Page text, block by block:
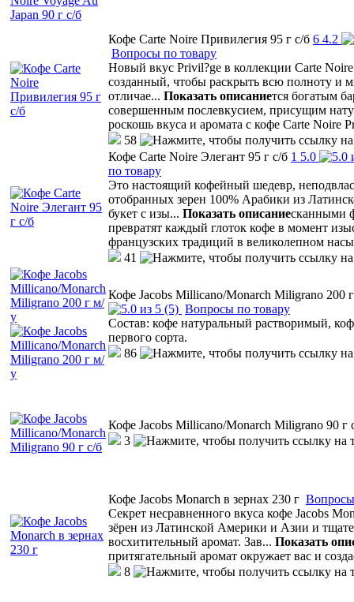
Кофе Carte Noire Привилегия 95 г с/б 6 4.2
Вопросы по товару
Новый вкус Privil?ge в коллекции Carte
созданный, чтобы раскрыть всю полноту и
отличае... Показать описаниется богатым
совершенным послевкусием, присущим
роскошь вкуса и аромата с кофе Carte Noire
58
Кофе Carte Noire Элегант 95 г с/б 1 5.0
по товару
Это настоящий кофейный шедевр,
отобранных зерен 100% Арабики из
букет с изы... Показать описаниесканными
превратят каждый глоток кофе в момент
французских традиций в великолепном
41
Кофе Jacobs Millicano/Monarch Miligrano 200
(5) Вопросы по товару
Состав: кофе натуральный растворимый,
первого сорта.
86
Кофе Jacobs Millicano/Monarch Miligrano 90 г
3
Кофе Jacobs Monarch в зернах 230 г
Секрет несравненного вкуса кофе Jacobs
зёрен из Латинской Америки и Азии и
восхитительный аромат. Зав... Показать
притягательный аромат окружает вас и
8